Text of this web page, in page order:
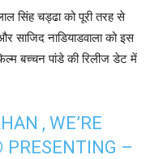
सिंह चड्ढा को पूरी तरह से
साजिद नाडियाडवाला को इस
बच्‍चन पांडे की रिलीज डेट में
, WE’RE
PRESENTING –